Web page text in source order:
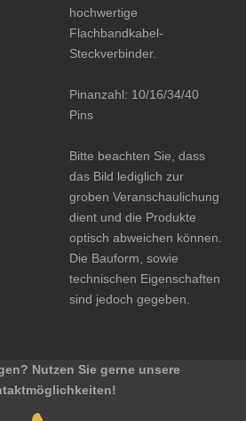
hochwertige
Flachbandkabel-
Steckverbinder.
Pinanzahl: 10/16/34/40
Pins
Bitte beachten Sie, dass
das Bild lediglich zur
groben Veranschaulichung
dient und die Produkte
optisch abweichen können.
Die Bauform, sowie
technischen Eigenschaften
sind jedoch gegeben.
Nutzen Sie gerne unsere